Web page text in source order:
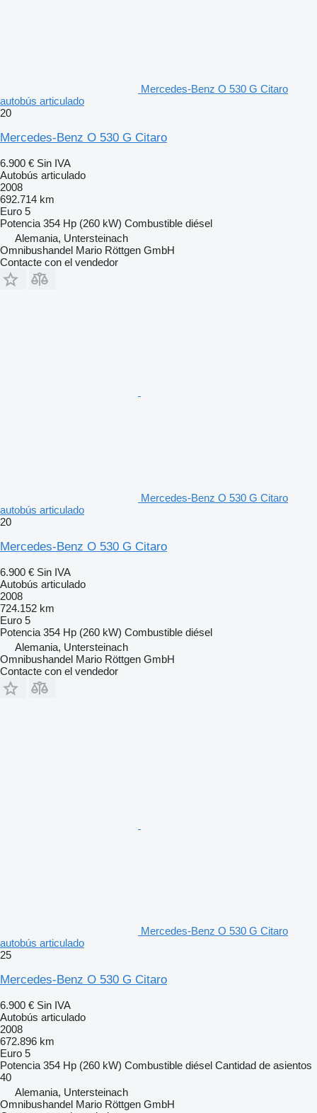
Mercedes-Benz O 530 G Citaro
autobús articulado
20
Mercedes-Benz O 530 G Citaro
6.900 € Sin IVA
Autobús articulado
2008
692.714 km
Euro 5
Potencia 354 Hp (260 kW) Combustible diésel
Alemania, Untersteinach
Omnibushandel Mario Röttgen GmbH
Contacte con el vendedor
Mercedes-Benz O 530 G Citaro
autobús articulado
20
Mercedes-Benz O 530 G Citaro
6.900 € Sin IVA
Autobús articulado
2008
724.152 km
Euro 5
Potencia 354 Hp (260 kW) Combustible diésel
Alemania, Untersteinach
Omnibushandel Mario Röttgen GmbH
Contacte con el vendedor
Mercedes-Benz O 530 G Citaro
autobús articulado
25
Mercedes-Benz O 530 G Citaro
6.900 € Sin IVA
Autobús articulado
2008
672.896 km
Euro 5
Potencia 354 Hp (260 kW) Combustible diésel Cantidad de asientos
40
Alemania, Untersteinach
Omnibushandel Mario Röttgen GmbH